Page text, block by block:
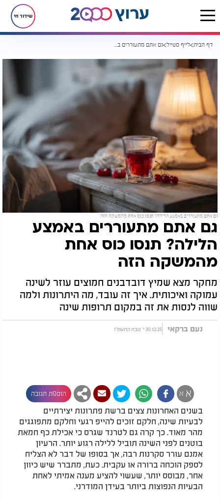
שידור חי
דף הבית לייף סטייל גם אתם מתעוררים באמצע הלילה? תנסו כוס אחת מהמשקה הזה
גם אתם מתעוררים באמצע הלילה? תנסו כוס אחת מהמשקה הזה
גם אתם מתעוררים באמצע
הלילה? תנסו כוס אחת
מהמשקה הזה
מחקר מצא שמיץ דובדבנים חמוצים עוזר לשינה
עמוקה ואיכותית. איך זה עובד, מה היתרונות ולמה
שווה לנסות את זה במקום תרופות שינה
נעם ברקאי 30.12.25 י' טבת התשפ"ו
א א הוספת תגובה
בשנים האחרונות צצים ברשת פתרונות יצירתיים
לבעיות שינה, חלקם זוכים להייפ רגעי וחלקם מתפוגגים
מהר מאוד. כך קרה גם לטרנד שגרס כי אכילת כף חמאת
בוטנים לפני השינה תוביל ללילה רגוע יותר. הרעיון
אמנם עורר סקרנות רבה, אך בסופו של דבר לא הצליח
לספק הוכחה ברורה או עקבית. כעת, מתברר שיש כיוון
אחר, מבוסס יותר, שעשוי להציע מענה אמיתי לאחת
הבעיות הנפוצות ביותר בעידן המודרני.